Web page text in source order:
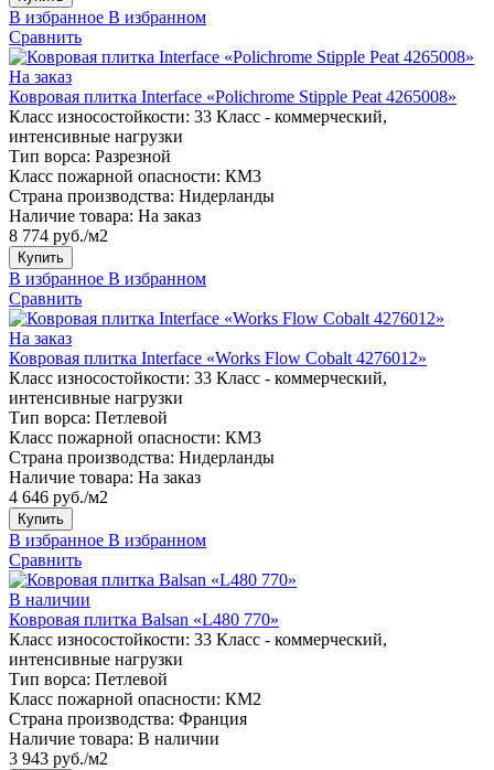
В избранное В избранном
Сравнить
На заказ
Ковровая плитка Interface «Polichrome Stipple Peat 4265008»
Класс износостойкости: 33 Класс - коммерческий,
интенсивные нагрузки
Тип ворса: Разрезной
Класс пожарной опасности: КМ3
Страна производства: Нидерланды
Наличие товара: На заказ
8 774 руб./м2
Купить
В избранное В избранном
Сравнить
На заказ
Ковровая плитка Interface «Works Flow Cobalt 4276012»
Класс износостойкости: 33 Класс - коммерческий,
интенсивные нагрузки
Тип ворса: Петлевой
Класс пожарной опасности: КМ3
Страна производства: Нидерланды
Наличие товара: На заказ
4 646 руб./м2
Купить
В избранное В избранном
Сравнить
В наличии
Ковровая плитка Balsan «L480 770»
Класс износостойкости: 33 Класс - коммерческий,
интенсивные нагрузки
Тип ворса: Петлевой
Класс пожарной опасности: КМ2
Страна производства: Франция
Наличие товара: В наличии
3 943 руб./м2